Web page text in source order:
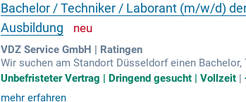
Bachelor / Techniker / Laborant (m/w/d)
Ausbildung
VDZ Service GmbH | Ratingen
Wir suchen am Standort Düsseldorf einen
haben eine Ausbildung in Chemie, Physik oder
nander. Über 200 Mitarbeiter aus 24 Nationen
Unbefristeter Vertrag | Dringend gesucht | Vollzeit |
mehr erfahren